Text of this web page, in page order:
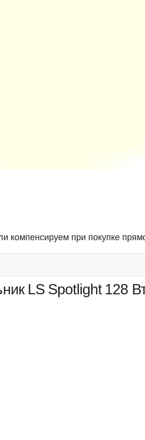
компенсируем при покупке
LS Spotlight 128